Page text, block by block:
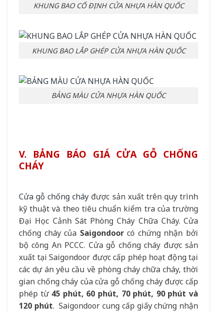
KHUNG BAO CỐ ĐỊNH CỬA NHỰA HÀN QUỐC
KHUNG BAO LẮP GHÉP CỬA NHỰA HÀN QUỐC
BẢNG MÀU CỬA NHỰA HÀN QUỐC
V. BẢNG BÁO GIÁ CỬA GỖ CHỐNG
CHÁY
Cửa gỗ chống cháy được sản xuất trên quy trình
kỹ thuật và theo tiêu chuẩn kiểm tra của trường
Đại Học Cảnh Sát Phòng Cháy Chữa Cháy. Cửa
chống cháy của Saigondoorcó chứng nhận bởi
bộ công An PCCC. Cửa gỗ chống cháy được sản
xuất tại Saigondoor được cấp phép hoạt động tại
các dự án yêu cầu về phòng cháy chữa cháy, thời
gian chống cháy của cửa gỗ chống cháy được cấp
phép từ 45 phút, 60 phút, 70 phút, 90 phút và
120 phút. Saigondoor cung cấp giấy chứng nhận